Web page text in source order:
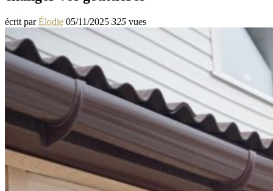
écrit parÉlodie 05/11/2025 325 vues